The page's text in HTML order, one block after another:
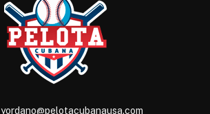
yordano@pelotacubanausa.com